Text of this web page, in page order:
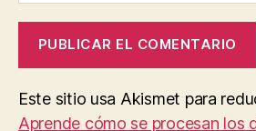
Este sitio usa Akismet para
Aprende cómo se procesan los